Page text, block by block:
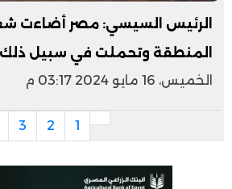
الرئيس السيسي: مصر أضاءت
المنطقة وتحملت في سبيل ذلك
الخميس، 16 مايو 2024 03:17 م
1
2
3